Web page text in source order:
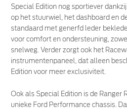
Special Edition nog sportiever
op het stuurwiel, het dashboard en
standaard met generfd leder
voor comfort en ondersteuning,
snelweg. Verder zorgt ook het
instrumentenpaneel, dat alleen
Edition voor meer exclusiviteit.
Ook als Special Edition is de Ranger
unieke Ford Performance chassis.